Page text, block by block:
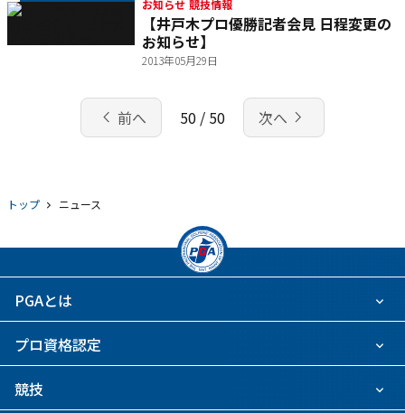
お知らせ 競技情報
【井戸木プロ優勝記者会見 日程変更の
お知らせ】
2013年05月29日
chevron_left 前へ 50 / 50 次へ navigate_next
トップ ニュース
PGAとは
プロ資格認定
競技